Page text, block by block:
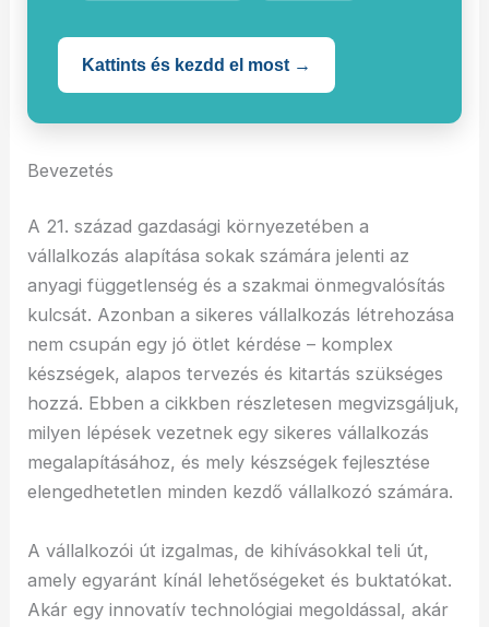
Kattints és kezdd el most →
Bevezetés
A 21. század gazdasági környezetében a
vállalkozás alapítása sokak számára jelenti az
anyagi függetlenség és a szakmai önmegvalósítás
kulcsát. Azonban a sikeres vállalkozás létrehozása
nem csupán egy jó ötlet kérdése – komplex
készségek, alapos tervezés és kitartás szükséges
hozzá. Ebben a cikkben részletesen megvizsgáljuk,
milyen lépések vezetnek egy sikeres vállalkozás
megalapításához, és mely készségek fejlesztése
elengedhetetlen minden kezdő vállalkozó számára.
A vállalkozói út izgalmas, de kihívásokkal teli út,
amely egyaránt kínál lehetőségeket és buktatókat.
Akár egy innovatív technológiai megoldással, akár